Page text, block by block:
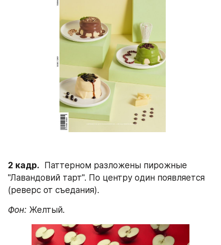
2 кадр.
  Паттерном разложены пирожные
"Лавандовий тарт". По центру один появляется
(реверс от съедания).
Фон: Желтый.